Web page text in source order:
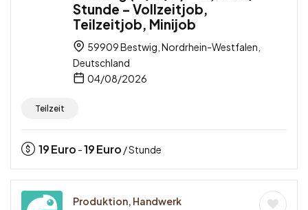
Stunde – Vollzeitjob,
Teilzeitjob, Minijob
59909 Bestwig, Nordrhein-Westfalen,
Deutschland
04/08/2026
Teilzeit
19Euro -19Euro / Stunde
Produktion, Handwerk